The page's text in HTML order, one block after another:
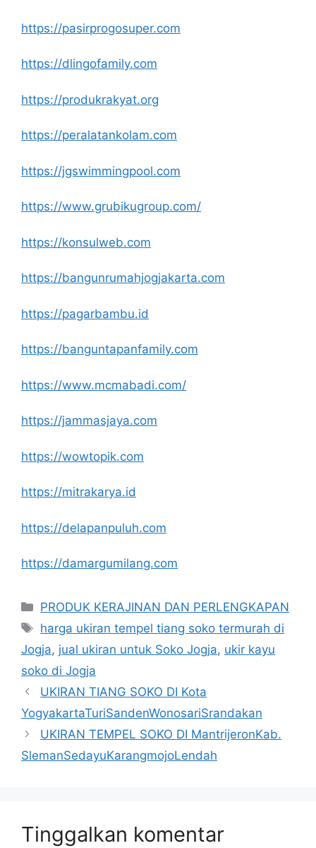
https://pasirprogosuper.com
https://dlingofamily.com
https://produkrakyat.org
https://peralatankolam.com
https://jgswimmingpool.com
https://www.grubikugroup.com/
https://konsulweb.com
https://bangunrumahjogjakarta.com
https://pagarbambu.id
https://banguntapanfamily.com
https://www.mcmabadi.com/
https://jammasjaya.com
https://wowtopik.com
https://mitrakarya.id
https://delapanpuluh.com
https://damargumilang.com
Kategori
PRODUK KERAJINAN DAN PERLENGKAPAN
Tag
harga ukiran tempel tiang soko termurah di
Jogja, jual ukiran untuk Soko Jogja, ukir kayu
soko di Jogja
UKIRAN TIANG SOKO DI Kota
YogyakartaTuriSandenWonosariSrandakan
UKIRAN TEMPEL SOKO DI MantrijeronKab.
SlemanSedayuKarangmojoLendah
Tinggalkan komentar